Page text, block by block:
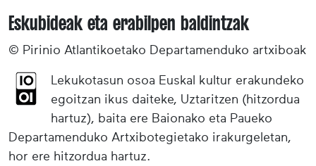
Eskubideak eta erabilpen baldintzak
© Pirinio Atlantikoetako Departamenduko artxiboak
Lekukotasun osoa Euskal kultur erakundeko
egoitzan ikus daiteke, Uztaritzen (hitzordua
hartuz), baita ere Baionako eta Paueko
Departamenduko Artxibotegietako irakurgeletan,
hor ere hitzordua hartuz.